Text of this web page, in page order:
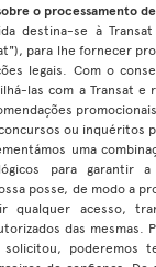
o processamento
destina-se à
para lhe fornecer
legais. Com o
las com a Transat e
ou inquéritos
uma
para garantir a
posse, de modo a
acesso,
das mesmas.
poderemos